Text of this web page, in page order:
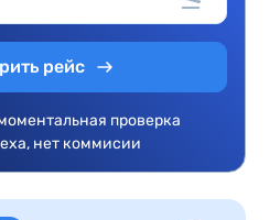
рейс
проверка
нет коммисии